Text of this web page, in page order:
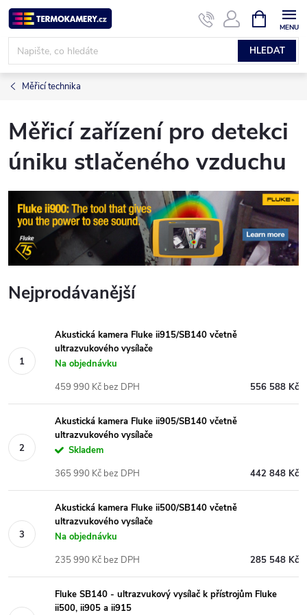
Přejít
na
obsah
HLEDAT
NÁKUPNÍ
KOŠÍK
Měřicí technika
Měřicí zařízení pro detekci
úniku stlačeného vzduchu
Nejprodávanější
Akustická kamera Fluke ii915/SB140 včetně
ultrazvukového vysílače
Na objednávku
556 588 Kč
459 990 Kč bez DPH
Akustická kamera Fluke ii905/SB140 včetně
ultrazvukového vysílače
Skladem
442 848 Kč
365 990 Kč bez DPH
Akustická kamera Fluke ii500/SB140 včetně
ultrazvukového vysílače
Na objednávku
285 548 Kč
235 990 Kč bez DPH
Fluke SB140 - ultrazvukový vysílač k přístrojům Fluke
ii500, ii905 a ii915